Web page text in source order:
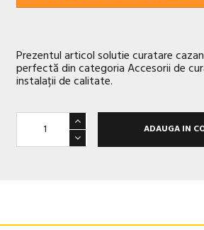
Prezentul articol solutie curatare
perfectă din categoria Accesorii de
instalații de calitate.
ADAUGA IN